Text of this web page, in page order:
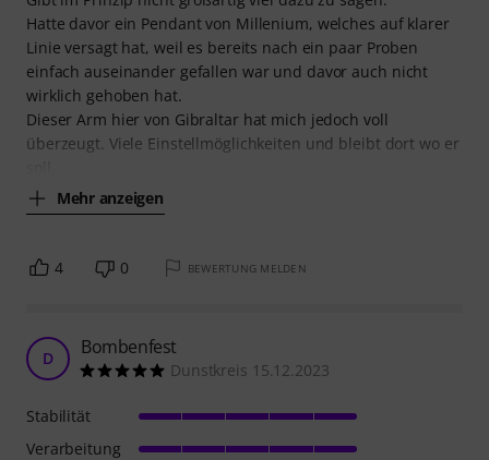
Hatte davor ein Pendant von Millenium, welches auf klarer
Linie versagt hat, weil es bereits nach ein paar Proben
einfach auseinander gefallen war und davor auch nicht
wirklich gehoben hat.
Dieser Arm hier von Gibraltar hat mich jedoch voll
überzeugt. Viele Einstellmöglichkeiten und bleibt dort wo er
Mehr anzeigen
4 0 BEWERTUNG MELDEN
D Bombenfest
Dunstkreis 15.12.2023
Stabilität
Verarbeitung